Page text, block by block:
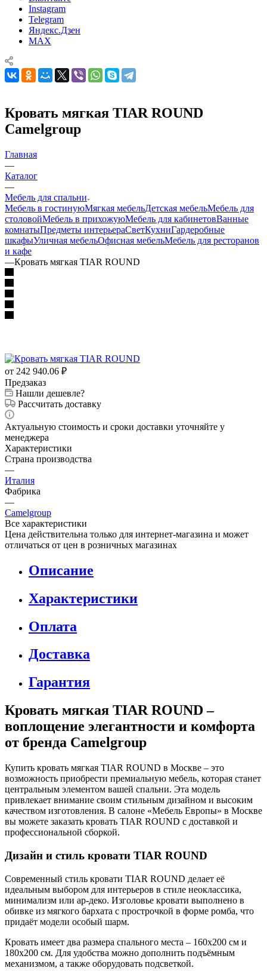
Instagram
Telegram
Яндекс.Дзен
MAX
Кровать мягкая TIAR ROUND
Camelgroup
Главная
—
Каталог
—
Мебель для спальни
Мебель в гостинуюМягкая мебельДетская мебельМебель для
столовойМебель в прихожуюМебель для кабинетовВанные
комнатыПредметы интерьераСветКухниГардеробные
шкафыУличная мебельОфисная мебельМебель для ресторанов
и кафе
—Кровать мягкая TIAR ROUND
от 242 940.06 ₽
Предзаказ
Нашли дешевле?
Рассчитать доставку
Актуальную стоимость и сроки доставки уточняйте у
менеджера
Характеристики
Страна производства
—
Италия
Фабрика
—
Camelgroup
Все характеристики
Цена действительна только для интернет-магазина и может
отличаться от цен в розничных магазинах
Описание
Характеристики
Оплата
Доставка
Гарантия
Кровать мягкая TIAR ROUND –
воплощение элегантности и комфорта
от бренда Camelgroup
Купить кровать мягкая TIAR ROUND в Москве – это
возможность приобрести премиальную мебель, которая станет
центральным элементом вашей спальни. Эта модель
привлекает внимание своим стильным дизайном и высоким
качеством изготовления. В салоне «Мебель Европы» в Москве
вы можете заказать кровать TIAR ROUND с доставкой и
профессиональной сборкой.
Дизайн и стиль кровати TIAR ROUND
Современный стиль кровати TIAR ROUND делает её
идеальным выбором для интерьеров в стиле неоклассика,
минимализм или ар-деко. Изголовье кровати выполнено в
обивке из мягкого бархата с прострочкой в форме ромба, что
придаёт модели особый шарм.
Кровать имеет два размера спального места – 160х200 см и
180х200 см. Для удобства можно дополнить подъёмным
механизмом, а также оборудовать подсветкой.